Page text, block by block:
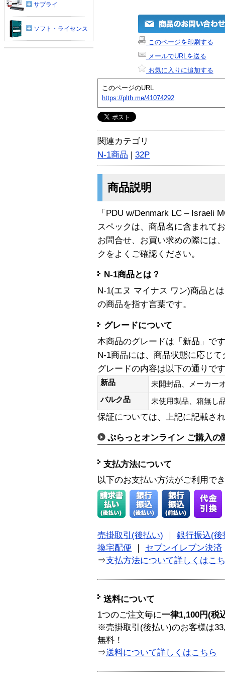
このページを印刷する
メールでURLを送る
お気に入りに追加する
このページのURL
https://plth.me/41074292
関連カテゴリ
N-1商品 | 32P
商品説明
「PDU w/Denmark LC – Israeli
スペックは、商品名に含まれて
お問合せ、お買い求めの際には
クをよくご確認ください。
N-1商品とは？
N-1(エヌ マイナス ワン)商品と
の商品を指す言葉です。
グレードについて
本商品のグレードは「新品」です
N-1商品には、商品状態に応じ
グレードの内容は以下の通りで
新品
未開封品、メーカー
バルク品
未使用製品、箱無
保証については、上記に記載さ
ぷらっとオンライン ご購入の
支払方法について
以下のお支払い方法がご利用で
売掛取引(後払い)
銀行振込(後
換宅配便
セブンイレブン決済
⇒支払方法について詳しくはこ
送料について
1つのご注文毎に一律1,100円(税
※売掛取引(後払い)のお客様は
無料！
⇒送料について詳しくはこちら
サプライ
ソフト・ライセンス